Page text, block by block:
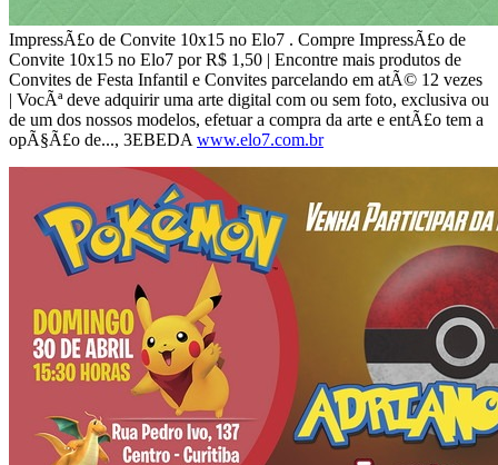
ImpressÃ£o de Convite 10x15 no Elo7 . Compre ImpressÃ£o de
Convite 10x15 no Elo7 por R$ 1,50 | Encontre mais produtos de
Convites de Festa Infantil e Convites parcelando em atÃ© 12 vezes
| VocÃª deve adquirir uma arte digital com ou sem foto, exclusiva ou
de um dos nossos modelos, efetuar a compra da arte e entÃ£o tem a
opÃ§Ã£o de..., 3EBEDA www.elo7.com.br